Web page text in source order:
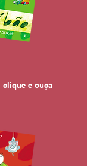
clique e ouça